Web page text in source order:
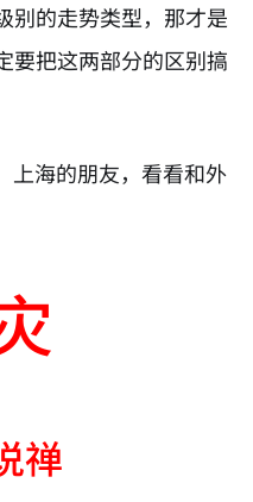
别的走势类型，那才是
要把这两部分的区别搞
上海的朋友，看看和外
禅